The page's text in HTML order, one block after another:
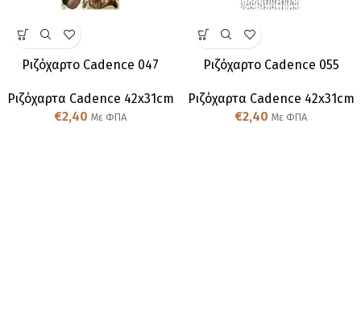
Ριζόχαρτο Cadence 047
Ριζόχαρτα Cadence 42x31cm
€2,40 Με ΦΠΑ
Ριζόχαρτο Cadence 055
Ριζόχαρτα Cadence 42x31cm
€2,40 Με ΦΠΑ